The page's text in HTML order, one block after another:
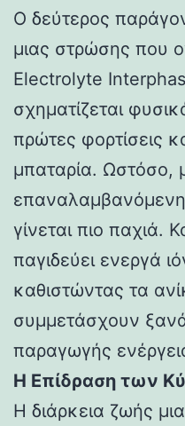
Ο δεύτερος
μιας στρώσης που
Electrolyte
σχηματίζεται
πρώτες φορτίσεις
μπαταρία. Ωστόσο,
γίνεται πιο παχιά.
παγιδεύει ενεργά
καθιστώντας τα
συμμετάσχουν
παραγωγής
Η Επίδραση των
Η διάρκεια ζωής